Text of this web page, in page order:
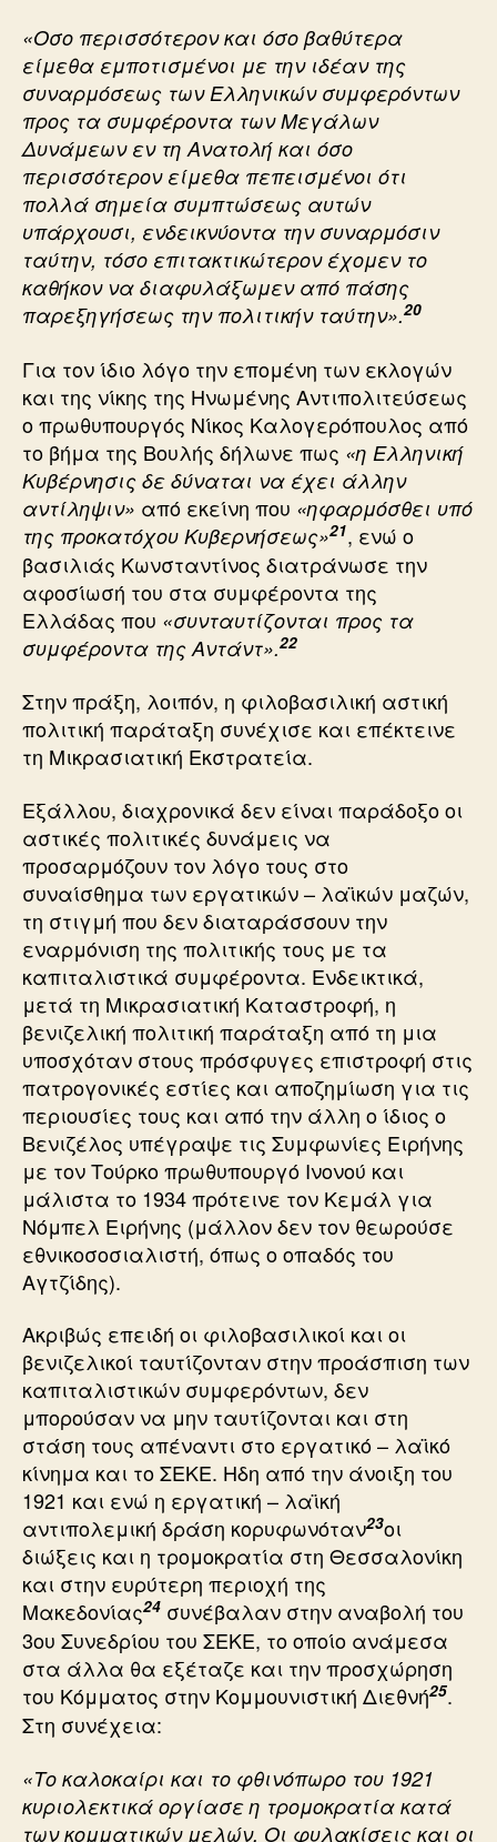
«Οσο περισσότερον και όσο βαθύτερα
είμεθα εμποτισμένοι με την ιδέαν της
συναρμόσεως των Ελληνικών συμφερόντων
προς τα συμφέροντα των Μεγάλων
Δυνάμεων εν τη Ανατολή και όσο
περισσότερον είμεθα πεπεισμένοι ότι
πολλά σημεία συμπτώσεως αυτών
υπάρχουσι, ενδεικνύοντα την συναρμόσιν
ταύτην, τόσο επιτακτικώτερον έχομεν το
καθήκον να διαφυλάξωμεν από πάσης
παρεξηγήσεως την πολιτικήν ταύτην».20
Για τον ίδιο λόγο την επομένη των εκλογών
και της νίκης της Ηνωμένης Αντιπολιτεύσεως
ο πρωθυπουργός Νίκος Καλογερόπουλος από
το βήμα της Βουλής δήλωνε πως «η Ελληνική
Κυβέρνησις δε δύναται να έχει άλλην
αντίληψιν» από εκείνη που «ηφαρμόσθει υπό
της προκατόχου Κυβερνήσεως»21, ενώ ο
βασιλιάς Κωνσταντίνος διατράνωσε την
αφοσίωσή του στα συμφέροντα της
Ελλάδας που «συνταυτίζονται προς τα
συμφέροντα της Αντάντ».22
Στην πράξη, λοιπόν, η φιλοβασιλική αστική
πολιτική παράταξη συνέχισε και επέκτεινε
τη Μικρασιατική Εκστρατεία.
Εξάλλου, διαχρονικά δεν είναι παράδοξο οι
αστικές πολιτικές δυνάμεις να
προσαρμόζουν τον λόγο τους στο
συναίσθημα των εργατικών – λαϊκών μαζών,
τη στιγμή που δεν διαταράσσουν την
εναρμόνιση της πολιτικής τους με τα
καπιταλιστικά συμφέροντα. Ενδεικτικά,
μετά τη Μικρασιατική Καταστροφή, η
βενιζελική πολιτική παράταξη από τη μια
υποσχόταν στους πρόσφυγες επιστροφή στις
πατρογονικές εστίες και αποζημίωση για τις
περιουσίες τους και από την άλλη ο ίδιος ο
Βενιζέλος υπέγραψε τις Συμφωνίες Ειρήνης
με τον Τούρκο πρωθυπουργό Ινονού και
μάλιστα το 1934 πρότεινε τον Κεμάλ για
Νόμπελ Ειρήνης (μάλλον δεν τον θεωρούσε
εθνικοσοσιαλιστή, όπως ο οπαδός του
Αγτζίδης).
Ακριβώς επειδή οι φιλοβασιλικοί και οι
βενιζελικοί ταυτίζονταν στην προάσπιση των
καπιταλιστικών συμφερόντων, δεν
μπορούσαν να μην ταυτίζονται και στη
στάση τους απέναντι στο εργατικό – λαϊκό
κίνημα και το ΣΕΚΕ. Ηδη από την άνοιξη του
1921 και ενώ η εργατική – λαϊκή
αντιπολεμική δράση κορυφωνόταν23οι
διώξεις και η τρομοκρατία στη Θεσσαλονίκη
και στην ευρύτερη περιοχή της
Μακεδονίας24 συνέβαλαν στην αναβολή του
3ου Συνεδρίου του ΣΕΚΕ, το οποίο ανάμεσα
στα άλλα θα εξέταζε και την προσχώρηση
του Κόμματος στην Κομμουνιστική Διεθνή25.
Στη συνέχεια:
«Το καλοκαίρι και το φθινόπωρο του 1921
κυριολεκτικά οργίασε η τρομοκρατία κατά
των κομματικών μελών. Οι φυλακίσεις και οι